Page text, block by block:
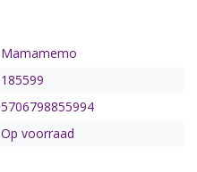
Mamamemo
185599
5706798855994
Op voorraad